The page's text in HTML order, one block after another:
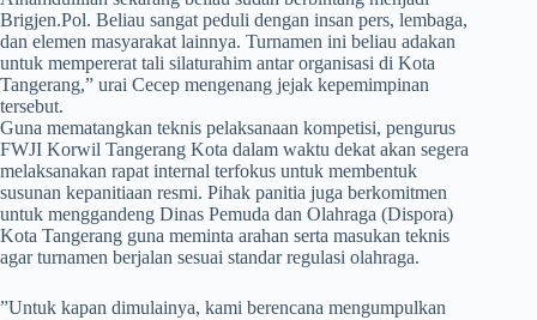
Brigjen.Pol. Beliau sangat peduli dengan insan pers, lembaga,
dan elemen masyarakat lainnya. Turnamen ini beliau adakan
untuk mempererat tali silaturahim antar organisasi di Kota
Tangerang,” urai Cecep mengenang jejak kepemimpinan
tersebut.
Guna mematangkan teknis pelaksanaan kompetisi, pengurus
FWJI Korwil Tangerang Kota dalam waktu dekat akan segera
melaksanakan rapat internal terfokus untuk membentuk
susunan kepanitiaan resmi. Pihak panitia juga berkomitmen
untuk menggandeng Dinas Pemuda dan Olahraga (Dispora)
Kota Tangerang guna meminta arahan serta masukan teknis
agar turnamen berjalan sesuai standar regulasi olahraga.
​”Untuk kapan dimulainya, kami berencana mengumpulkan